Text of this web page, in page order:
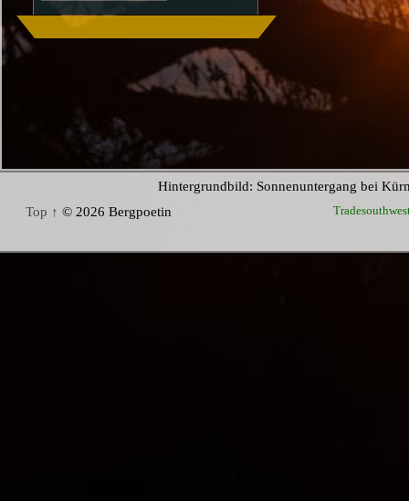
Hintergrundbild: Sonnenuntergang bei
Top ↑ © 2026 Bergpoetin